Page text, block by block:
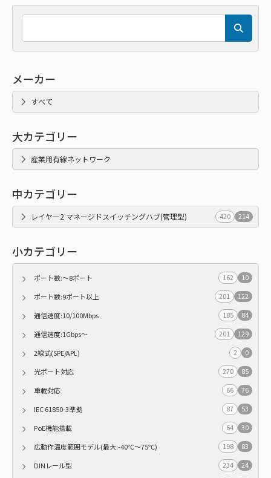
メーカー
すべて
大カテゴリー
産業用有線ネットワーク
中カテゴリー
レイヤー2 マネージドスイッチングハブ(管理型) 420 214
小カテゴリー
ポート数:～8ポート 162
10
ポート数:9ポート以上
201
122
通信速度:10/100Mbps
185
84
通信速度:1Gbps～
201
129
2線式(SPE/APL)
2
0
光ポート対応
270
85
車載対応
66
76
IEC 61850-3準拠
87
53
PoE機能搭載
64
30
広動作温度範囲モデル(最大:-40℃～75℃)
198
83
DINレール型
234
24